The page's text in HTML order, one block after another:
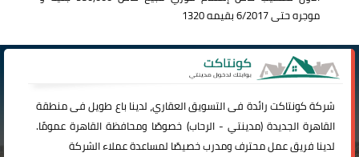
موجره حتى 6/2017 بقيمه 1320
شركةكونتاكترائدة فى التسويق العقاري، لدينا باع طويل فى منطقة
القاهرة الجديدة (مدينتي -الرحاب) خصوصًا ومحافظة القاهرة عمومًا.
لدينا فريق عمل محترف ومدرب خصيصًا لمساعدة عملاء الشركة